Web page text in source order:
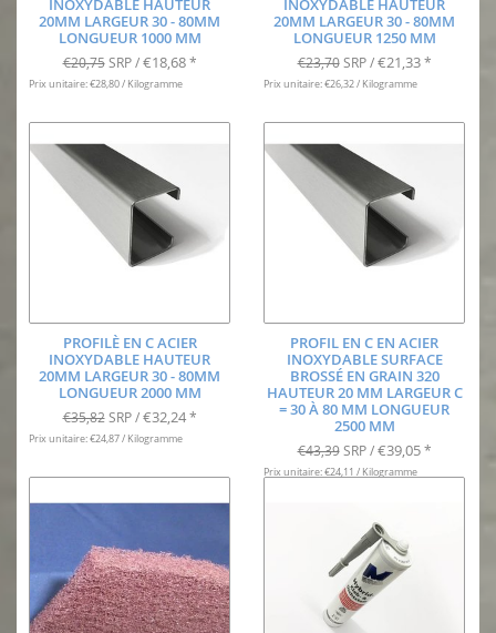
INOXYDABLE HAUTEUR
20MM LARGEUR 30 - 80MM
LONGUEUR 1000 MM
€20,75 SRP /€18,68 *
Prix unitaire: €28,80 / Kilogramme
INOXYDABLE HAUTEUR
20MM LARGEUR 30 - 80MM
LONGUEUR 1250 MM
€23,70 SRP /€21,33 *
Prix unitaire: €26,32 / Kilogramme
PROFILÈ EN C ACIER
INOXYDABLE HAUTEUR
20MM LARGEUR 30 - 80MM
LONGUEUR 2000 MM
€35,82 SRP /€32,24 *
Prix unitaire: €24,87 / Kilogramme
PROFIL EN C EN ACIER
INOXYDABLE SURFACE
BROSSÉ EN GRAIN 320
HAUTEUR 20 MM LARGEUR C
= 30 À 80 MM LONGUEUR
2500 MM
€43,39 SRP /€39,05 *
Prix unitaire: €24,11 / Kilogramme